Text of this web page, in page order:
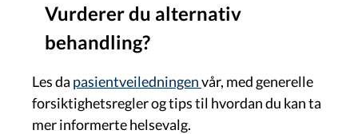
Vurderer du alternativ
behandling?
Les da pasientveiledningenvår, med generelle
forsiktighetsregler og tips til hvordan du kan ta
mer informerte helsevalg.